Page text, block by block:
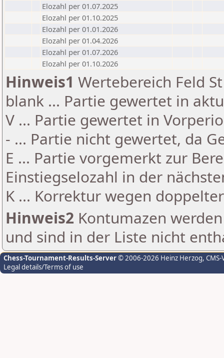
Elozahl per 01.07.2025
Elozahl per 01.10.2025
Elozahl per 01.01.2026
Elozahl per 01.04.2026
Elozahl per 01.07.2026
Elozahl per 01.10.2026
Hinweis1 Wertebereich Feld
blank ... Partie gewertet in
V ... Partie gewertet in
- ... Partie nicht gewertet, da
E ... Partie vorgemerkt zur
Einstiegselozahl in der
K ... Korrektur wegen
Hinweis2 Kontumazen
und sind in der Liste nicht
Chess-Tournament-Results-Server© 2006-2026 Heinz Herzog,
Legal details/Terms of use